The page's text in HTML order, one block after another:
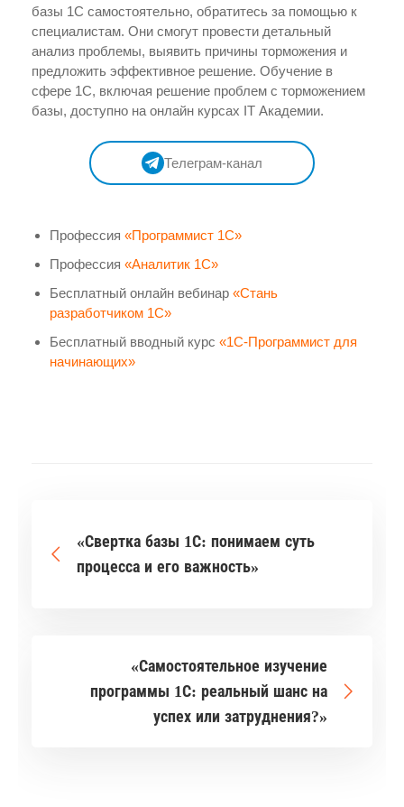
базы 1С самостоятельно, обратитесь за помощью к
специалистам. Они смогут провести детальный
анализ проблемы, выявить причины торможения и
предложить эффективное решение. Обучение в
сфере 1С, включая решение проблем с торможением
базы, доступно на онлайн курсах IT Академии.
Телеграм-канал
Профессия «Программист 1С»
Профессия «Аналитик 1С»
Бесплатный онлайн вебинар «Стань
разработчиком 1С»
Бесплатный вводный курс «1C-Программист для
начинающих»
«Свертка базы 1С: понимаем суть
процесса и его важность»
«Самостоятельное изучение
программы 1С: реальный шанс на
успех или затруднения?»